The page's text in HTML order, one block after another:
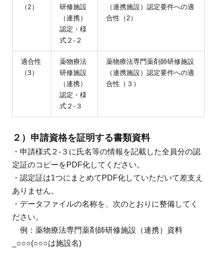
（2）
研修施設
（連携）
認定・様
式２-２
（連携施設）認定要件への適
合性（2）
適合性
（3）
薬物療法
研修施設
（連携）
認定・様
式２-３
薬物療法専門薬剤師研修施設
（連携施設）認定要件への適
合性（３）
２）申請資格を証明する書類資料
・申請様式２-３に氏名等の情報を記載した全員分の認
定証のコピーをPDF化してください。
・認定証は1つにまとめてPDF化していただいて差支え
ありません。
・データファイルの名称を、次のとおりに整備してく
ださい。
例：薬物療法専門薬剤師研修施設（連携）資料
_○○○(○○○は施設名)